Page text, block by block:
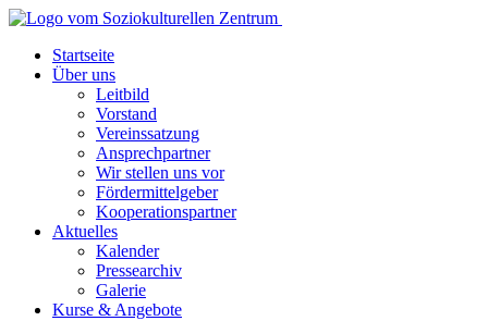
Startseite
Über uns
Leitbild
Vorstand
Vereinssatzung
Ansprechpartner
Wir stellen uns vor
Fördermittelgeber
Kooperationspartner
Aktuelles
Kalender
Pressearchiv
Galerie
Kurse & Angebote